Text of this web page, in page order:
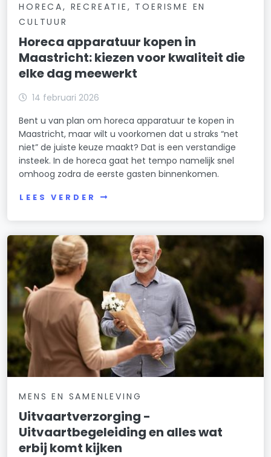
HORECA, RECREATIE, TOERISME EN
CULTUUR
Horeca apparatuur kopen in
Maastricht: kiezen voor kwaliteit die
elke dag meewerkt
14 februari 2026
Bent u van plan om horeca apparatuur te kopen in
Maastricht, maar wilt u voorkomen dat u straks “net
niet” de juiste keuze maakt? Dat is een verstandige
insteek. In de horeca gaat het tempo namelijk snel
omhoog zodra de eerste gasten binnenkomen.
LEES VERDER
MENS EN SAMENLEVING
Uitvaartverzorging -
Uitvaartbegeleiding en alles wat
erbij komt kijken